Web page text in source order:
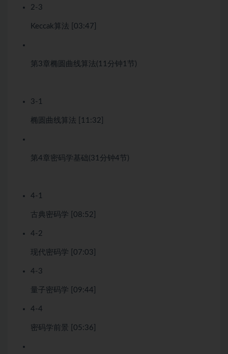
2-3
Keccak算法 [03:47]
第3章 椭圆曲线算法 (11分钟 1节)
3-1
椭圆曲线算法 [11:32]
第4章 密码学基础(31分钟4节)
4-1
古典密码学 [08:52]
4-2
现代密码学 [07:03]
4-3
量子密码学 [09:44]
4-4
密码学前景 [05:36]